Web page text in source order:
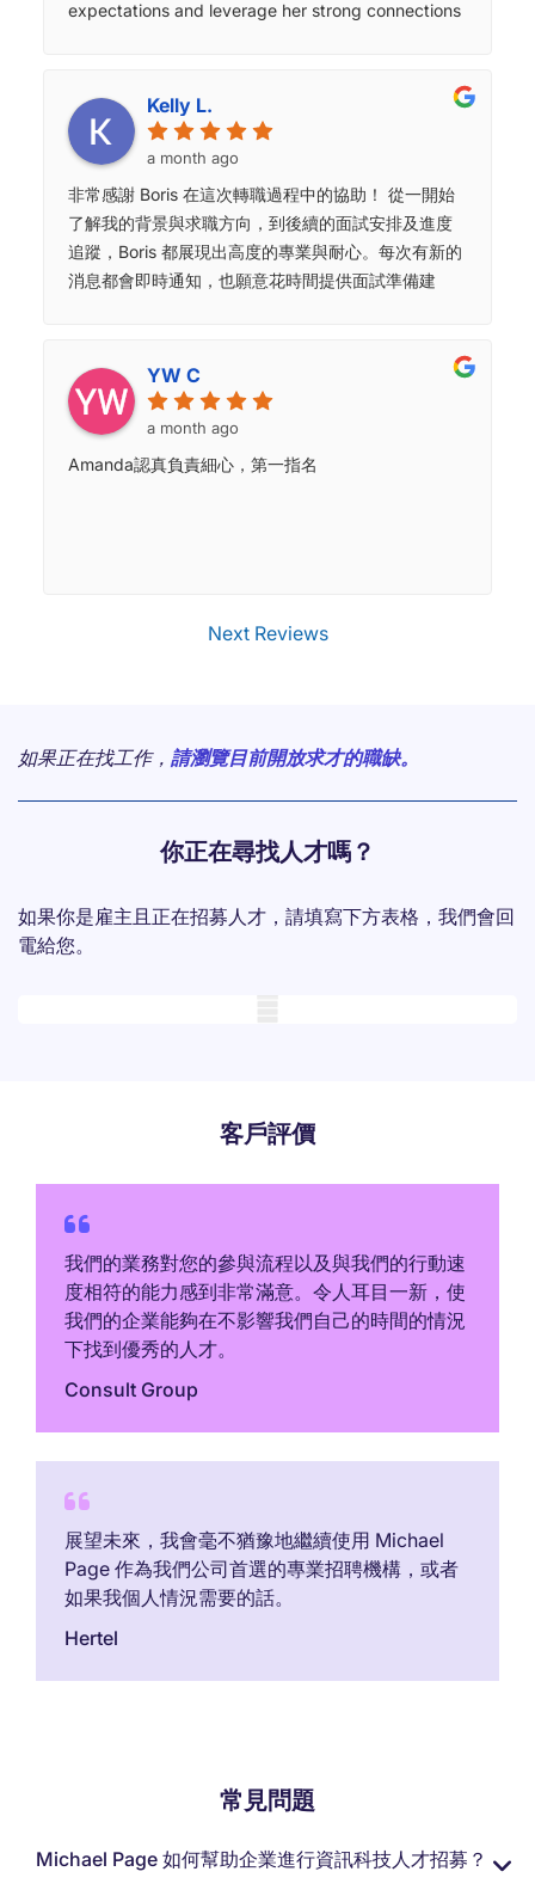
expectations and leverage her strong connections
Kelly L.
a month ago
非常感謝 Boris 在這次轉職過程中的協助！ 從一開始
了解我的背景與求職方向，到後續的面試安排及進度
追蹤，Boris 都展現出高度的專業與耐心。每次有新的
消息都會即時通知，也願意花時間提供面試準備建
都會主動關心進度，遇到問題也能快速協助溝通，讓
整個求職過程安心許多。非常感謝這段時間的協助，
推薦給正在尋找工作機會的朋友！
YW C
a month ago
Amanda認真負責細心，第一指名
Next Reviews
如果正在找工作， 請瀏覽目前開放求才的職缺。
你正在尋找人才嗎？
如果你是雇主且正在招募人才，請填寫下方表格，我們會回
電給您。
客戶評價
我們的業務對您的參與流程以及與我們的行動速
度相符的能力感到非常滿意。令人耳目一新，使
我們的企業能夠在不影響我們自己的時間的情況
下找到優秀的人才。
Consult Group
展望未來，我會毫不猶豫地繼續使用 Michael
Page 作為我們公司首選的專業招聘機構，或者
如果我個人情況需要的話。
Hertel
常見問題
Michael Page 如何幫助企業進行資訊科技人才招募？